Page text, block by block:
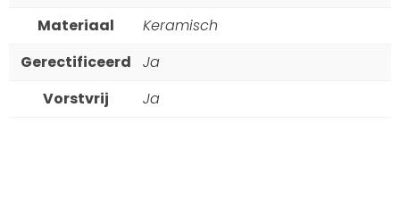
Materiaal
Keramisch
Gerectificeerd
Ja
Vorstvrij
Ja